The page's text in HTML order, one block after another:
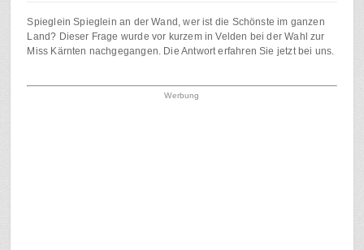
Spieglein Spieglein an der Wand, wer ist die Schönste im ganzen
Land? Dieser Frage wurde vor kurzem in Velden bei der Wahl zur
Miss Kärnten nachgegangen. Die Antwort erfahren Sie jetzt bei uns.
Werbung